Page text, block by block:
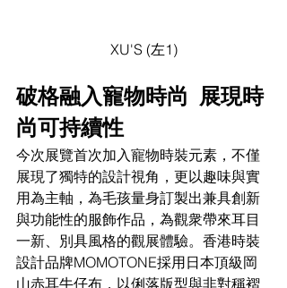
XU'S (左1)
破格融入寵物時尚  展現時
尚可持續性
今次展覽首次加入寵物時裝元素，不僅
展現了獨特的設計視角，更以趣味與實
用為主軸，為毛孩量身訂製出兼具創新
與功能性的服飾作品，為觀衆帶來耳目
一新、別具風格的觀展體驗。香港時裝
設計品牌MOMOTONE採用日本頂級岡
山赤耳牛仔布，以俐落版型與非對稱褶